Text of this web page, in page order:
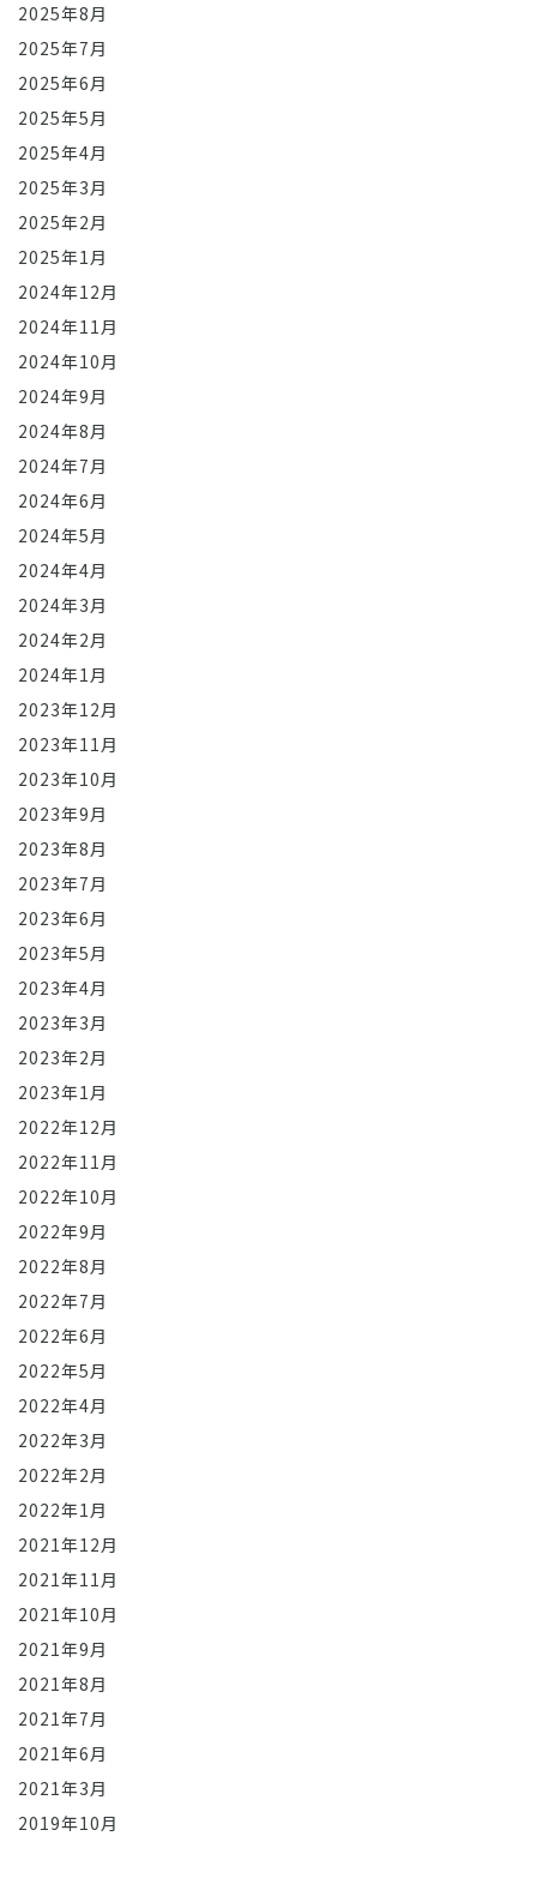
2025年8月
2025年7月
2025年6月
2025年5月
2025年4月
2025年3月
2025年2月
2025年1月
2024年12月
2024年11月
2024年10月
2024年9月
2024年8月
2024年7月
2024年6月
2024年5月
2024年4月
2024年3月
2024年2月
2024年1月
2023年12月
2023年11月
2023年10月
2023年9月
2023年8月
2023年7月
2023年6月
2023年5月
2023年4月
2023年3月
2023年2月
2023年1月
2022年12月
2022年11月
2022年10月
2022年9月
2022年8月
2022年7月
2022年6月
2022年5月
2022年4月
2022年3月
2022年2月
2022年1月
2021年12月
2021年11月
2021年10月
2021年9月
2021年8月
2021年7月
2021年6月
2021年3月
2019年10月